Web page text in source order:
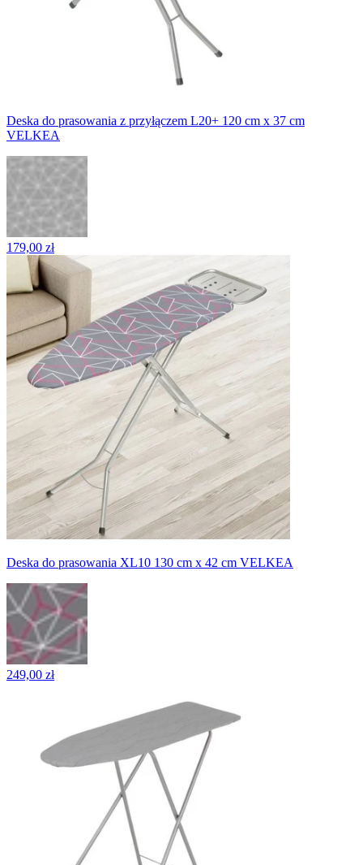
Deska do prasowania z przyłączem L20+ 120 cm x 37 cm
VELKEA
179,00 zł
Deska do prasowania XL10 130 cm x 42 cm VELKEA
249,00 zł